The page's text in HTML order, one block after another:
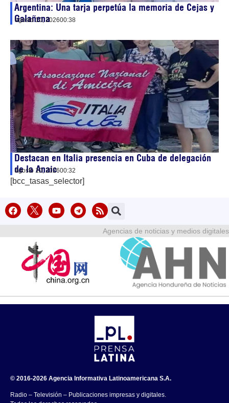
Argentina: Una tarja perpetúa la memoria de Cejas y
Galañena
agosto 10, 202600:38
Destacan en Italia presencia en Cuba de delegación
de la Anaic
agosto 10, 202600:32
[bcc_tasas_selector]
Agencias de noticias y medios digitales
© 2016-2026 Agencia Informativa Latinoamericana S.A.
Radio – Televisión – Publicaciones impresas y digitales.